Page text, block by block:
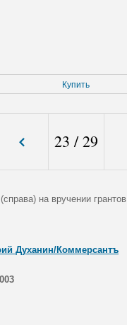
Купить
23 /29
на вручении грантов
Духанин/Коммерсантъ